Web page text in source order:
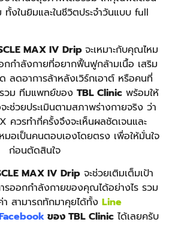
งในยิมและในชีวิตประจำวันแบบ full
MAX IV Drip จะเหมาะกับคุณไหม
อกกำลังกายที่อยากฟื้นฟูกล้ามเนื้อ เสริม
ลดอาการล้าหลังเวิร์กเอาต์ หรือคนที่
วม ทีมแพทย์ของ TBL Clinicพร้อมให้
ช่วยประเมินตามสภาพร่างกายจริง ว่า
ควรทำกี่ครั้งจึงจะเห็นผลชัดเจนและ
เป็นคนตอบเองโดยตรง เพื่อให้มั่นใจ
ก่อนตัดสินใจ
MAX IV Dripจะช่วยเติมเต็มเป้า
รออกกำลังกายของคุณได้อย่างไร รวม
สามารถทักมาคุยได้ทั้ง Line
ของ TBL Clinicได้เลยครับ